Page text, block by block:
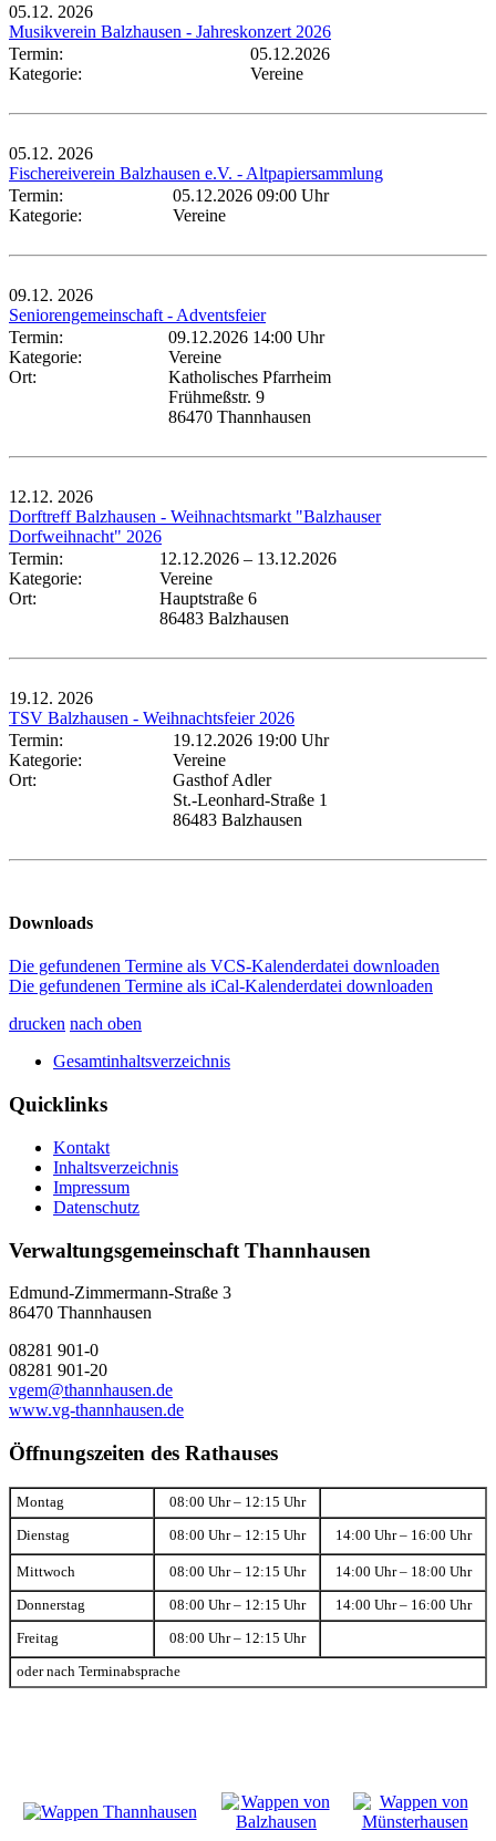
05.12. 2026
Musikverein Balzhausen - Jahreskonzert 2026
Termin:
05.12.2026
Kategorie:
Vereine
05.12. 2026
Fischereiverein Balzhausen e.V. - Altpapiersammlung
Termin:
05.12.2026 09:00 Uhr
Kategorie:
Vereine
09.12. 2026
Seniorengemeinschaft - Adventsfeier
Termin:
09.12.2026 14:00 Uhr
Kategorie:
Vereine
Ort:
Katholisches Pfarrheim
Frühmeßstr. 9
86470 Thannhausen
12.12. 2026
Dorftreff Balzhausen - Weihnachtsmarkt "Balzhauser
Dorfweihnacht" 2026
Termin:
12.12.2026 – 13.12.2026
Kategorie:
Vereine
Ort:
Hauptstraße 6
86483 Balzhausen
19.12. 2026
TSV Balzhausen - Weihnachtsfeier 2026
Termin:
19.12.2026 19:00 Uhr
Kategorie:
Vereine
Ort:
Gasthof Adler
St.-Leonhard-Straße 1
86483 Balzhausen
Downloads
Die gefundenen Termine als VCS-Kalenderdatei downloaden
Die gefundenen Termine als iCal-Kalenderdatei downloaden
drucken nach oben
Gesamtinhaltsverzeichnis
Quicklinks
Kontakt
Inhaltsverzeichnis
Impressum
Datenschutz
Verwaltungsgemeinschaft Thannhausen
Edmund-Zimmermann-Straße 3
86470 Thannhausen
08281 901-0
08281 901-20
vgem@thannhausen.de
www.vg-thannhausen.de
Öffnungszeiten des Rathauses
Montag 08:00 Uhr – 12:15 Uhr
Dienstag 08:00 Uhr – 12:15 Uhr 14:00 Uhr – 16:00 Uhr
Mittwoch 08:00 Uhr – 12:15 Uhr 14:00 Uhr – 18:00 Uhr
Donnerstag 08:00 Uhr – 12:15 Uhr 14:00 Uhr – 16:00 Uhr
Freitag 08:00 Uhr – 12:15 Uhr
oder nach Terminabsprache